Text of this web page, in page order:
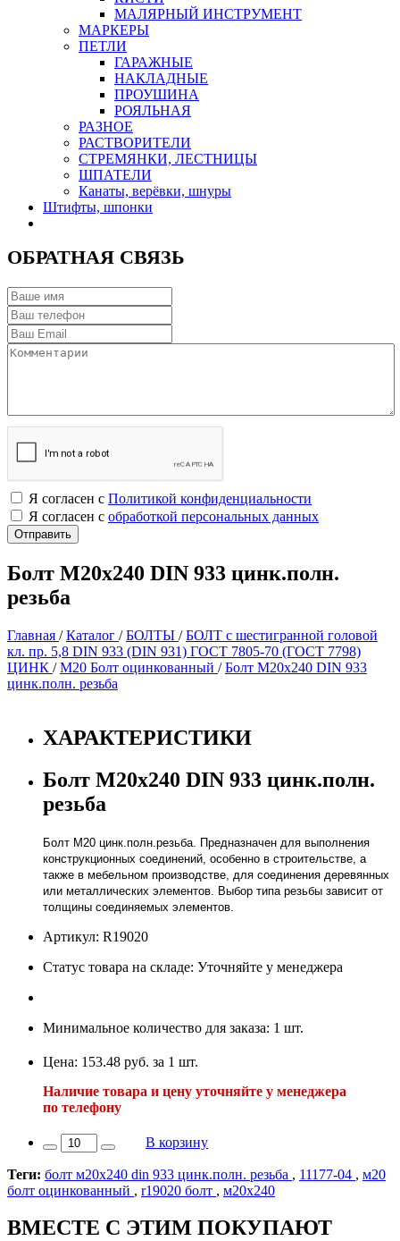
МАЛЯРНЫЙ ИНСТРУМЕНТ
МАРКЕРЫ
ПЕТЛИ
ГАРАЖНЫЕ
НАКЛАДНЫЕ
ПРОУШИНА
РОЯЛЬНАЯ
РАЗНОЕ
РАСТВОРИТЕЛИ
СТРЕМЯНКИ, ЛЕСТНИЦЫ
ШПАТЕЛИ
Канаты, верёвки, шнуры
Штифты, шпонки
ОБРАТНАЯ СВЯЗЬ
Я согласен с Политикой конфиденциальности
Я согласен с обработкой персональных данных
Болт М20х240 DIN 933 цинк.полн.
резьба
Главная /Каталог /БОЛТЫ /БОЛТ с шестигранной головой
кл. пр. 5,8 DIN 933 (DIN 931) ГОСТ 7805-70 (ГОСТ 7798)
ЦИНК /М20 Болт оцинкованный /Болт М20х240 DIN 933
цинк.полн. резьба
ХАРАКТЕРИСТИКИ
Болт М20х240 DIN 933 цинк.полн.
резьба
Болт М20 цинк.полн.резьба. Предназначен для выполнения
конструкционных соединений, особенно в строительстве, а
также в мебельном производстве, для соединения деревянных
или металлических элементов. Выбор типа резьбы зависит от
толщины соединяемых элементов.
Артикул: R19020
Статус товара на складе: Уточняйте у менеджера
Минимальное количество для заказа: 1 шт.
Цена: 153.48 руб. за 1 шт.
Наличие товара и цену уточняйте у менеджера
по телефону
В корзину
Теги: болт м20х240 din 933 цинк.полн. резьба , 11177-04 , м20
болт оцинкованный , r19020 болт , м20х240
ВМЕСТЕ С ЭТИМ ПОКУПАЮТ